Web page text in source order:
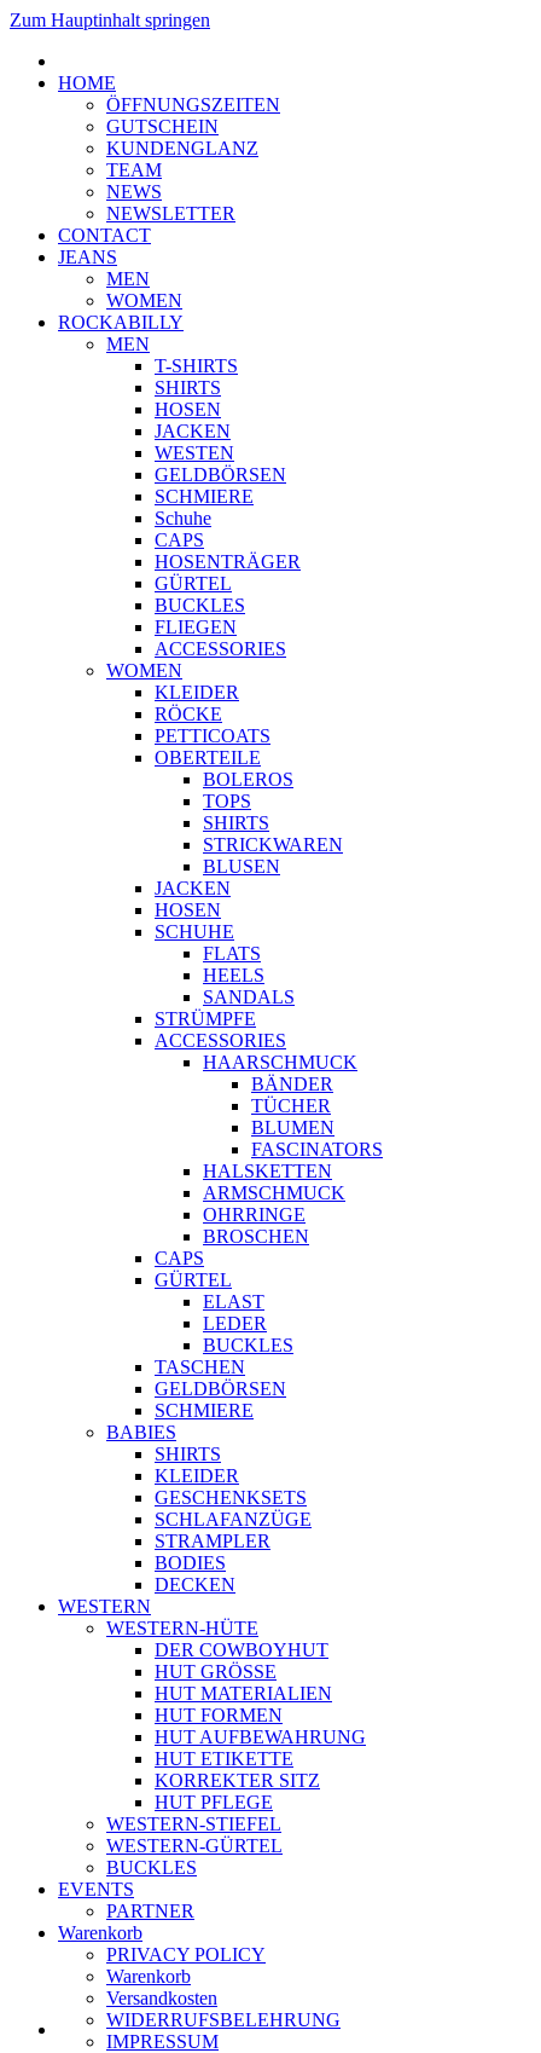
Zum Hauptinhalt springen
HOME
ÖFFNUNGSZEITEN
GUTSCHEIN
KUNDENGLANZ
TEAM
NEWS
NEWSLETTER
CONTACT
JEANS
MEN
WOMEN
ROCKABILLY
MEN
T-SHIRTS
SHIRTS
HOSEN
JACKEN
WESTEN
GELDBÖRSEN
SCHMIERE
Schuhe
CAPS
HOSENTRÄGER
GÜRTEL
BUCKLES
FLIEGEN
ACCESSORIES
WOMEN
KLEIDER
RÖCKE
PETTICOATS
OBERTEILE
BOLEROS
TOPS
SHIRTS
STRICKWAREN
BLUSEN
JACKEN
HOSEN
SCHUHE
FLATS
HEELS
SANDALS
STRÜMPFE
ACCESSORIES
HAARSCHMUCK
BÄNDER
TÜCHER
BLUMEN
FASCINATORS
HALSKETTEN
ARMSCHMUCK
OHRRINGE
BROSCHEN
CAPS
GÜRTEL
ELAST
LEDER
BUCKLES
TASCHEN
GELDBÖRSEN
SCHMIERE
BABIES
SHIRTS
KLEIDER
GESCHENKSETS
SCHLAFANZÜGE
STRAMPLER
BODIES
DECKEN
WESTERN
WESTERN-HÜTE
DER COWBOYHUT
HUT GRÖSSE
HUT MATERIALIEN
HUT FORMEN
HUT AUFBEWAHRUNG
HUT ETIKETTE
KORREKTER SITZ
HUT PFLEGE
WESTERN-STIEFEL
WESTERN-GÜRTEL
BUCKLES
EVENTS
PARTNER
Warenkorb
PRIVACY POLICY
Warenkorb
Versandkosten
WIDERRUFSBELEHRUNG
IMPRESSUM